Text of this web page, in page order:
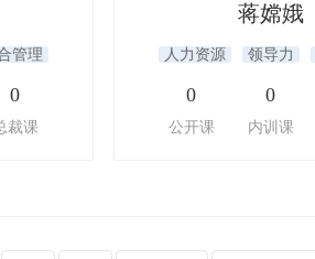
管理
0
裁课
蒋嫦娥
人力资源 领导力
0
公开课
0
内训课